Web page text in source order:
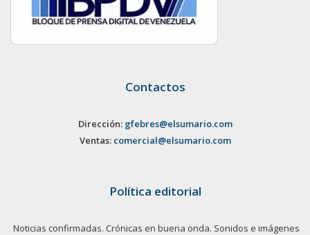
Contactos
Dirección: gfebres@elsumario.com
Ventas: comercial@elsumario.com
Política editorial
Noticias confirmadas. Crónicas en buena onda. Sonidos e imágenes